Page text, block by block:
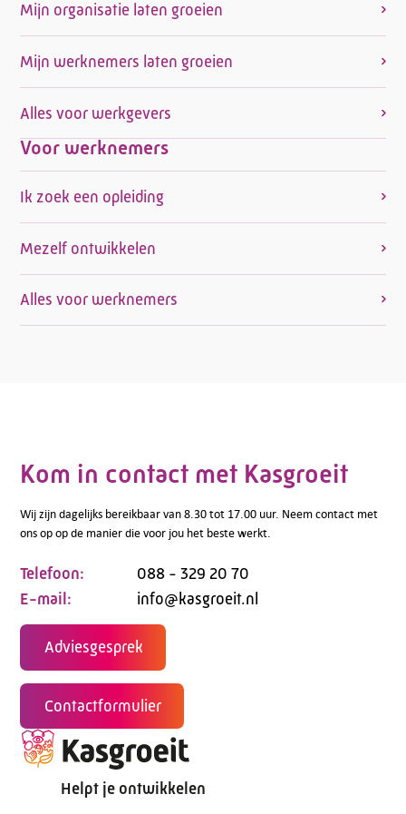
Mijn organisatie laten groeien
Mijn werknemers laten groeien
Alles voor werkgevers
Voor werknemers
Ik zoek een opleiding
Mezelf ontwikkelen
Alles voor werknemers
Kom in contact met Kasgroeit
Wij zijn dagelijks bereikbaar van 8.30 tot 17.00 uur. Neem contact met
ons op op de manier die voor jou het beste werkt.
Telefoon:
088 - 329 20 70
E-mail:
info@kasgroeit.nl
Adviesgesprek
Contactformulier
Helpt je ontwikkelen